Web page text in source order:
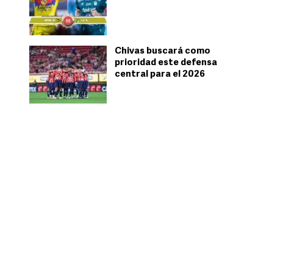
Chivas buscará como
prioridad este defensa
central para el 2026